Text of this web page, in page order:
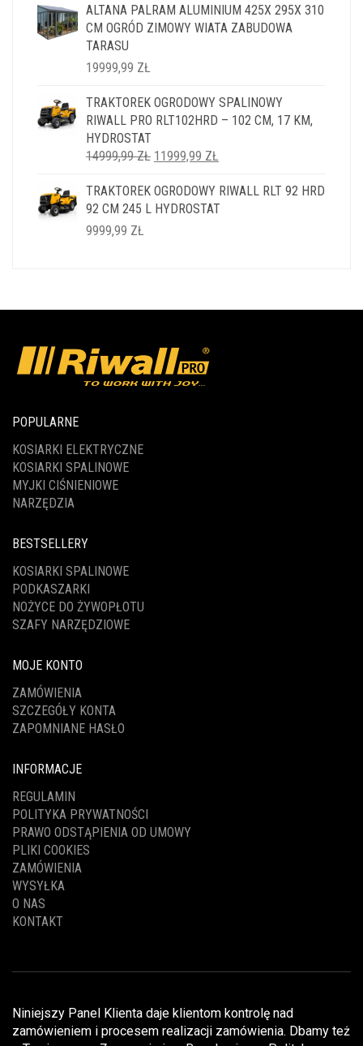
ALTANA PALRAM ALUMINIUM 425X 295X 310
CM OGRÓD ZIMOWY WIATA ZABUDOWA
TARASU
19999,99 ZŁ
TRAKTOREK OGRODOWY SPALINOWY
RIWALL PRO RLT102HRD – 102 CM, 17 KM,
HYDROSTAT
14999,99ZŁ PIERWOTNA
WYNOSIŁA:
14999,99 ZŁ.
11999,99 ZŁ
WYNOSI:
11999,99 ZŁ.
TRAKTOREK OGRODOWY RIWALL RLT 92 HRD
92 CM 245 L HYDROSTAT
9999,99 ZŁ
POPULARNE
KOSIARKI ELEKTRYCZNE
KOSIARKI SPALINOWE
MYJKI CIŚNIENIOWE
NARZĘDZIA
BESTSELLERY
KOSIARKI SPALINOWE
PODKASZARKI
NOŻYCE DO ŻYWOPŁOTU
SZAFY NARZĘDZIOWE
MOJE KONTO
ZAMÓWIENIA
SZCZEGÓŁY KONTA
ZAPOMNIANE HASŁO
INFORMACJE
REGULAMIN
POLITYKA PRYWATNOŚCI
PRAWO ODSTĄPIENIA OD UMOWY
PLIKI COOKIES
ZAMÓWIENIA
WYSYŁKA
O NAS
KONTAKT
Niniejszy Panel Klienta daje klientom kontrolę nad
zamówieniem i procesem realizacji zamówienia. Dbamy też